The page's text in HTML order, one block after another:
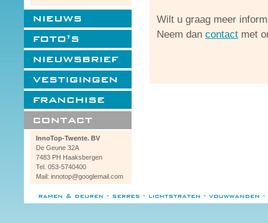
InnoTop-Twente. BV
De Geune 32A
7483 PH Haaksbergen
Tel. 053-5740400
Mail: innotop@googlemail.com
Wilt u graag meer
Neem dan contact met